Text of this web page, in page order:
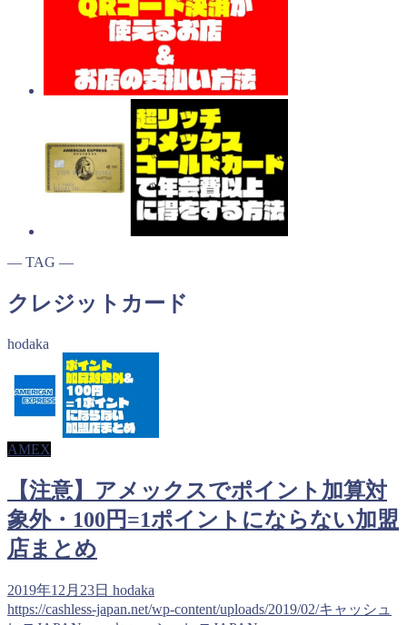
― TAG ―
クレジットカード
hodaka
AMEX
【注意】アメックスでポイント加算対
象外・100円=1ポイントにならない加盟
店まとめ
2019年12月23日 hodaka
https://cashless-japan.net/wp-content/uploads/2019/02/キャッシュ